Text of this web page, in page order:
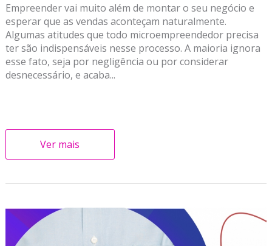
Empreender vai muito além de montar o seu negócio e
esperar que as vendas aconteçam naturalmente.
Algumas atitudes que todo microempreendedor precisa
ter são indispensáveis nesse processo. A maioria ignora
esse fato, seja por negligência ou por considerar
desnecessário, e acaba...
Ver mais